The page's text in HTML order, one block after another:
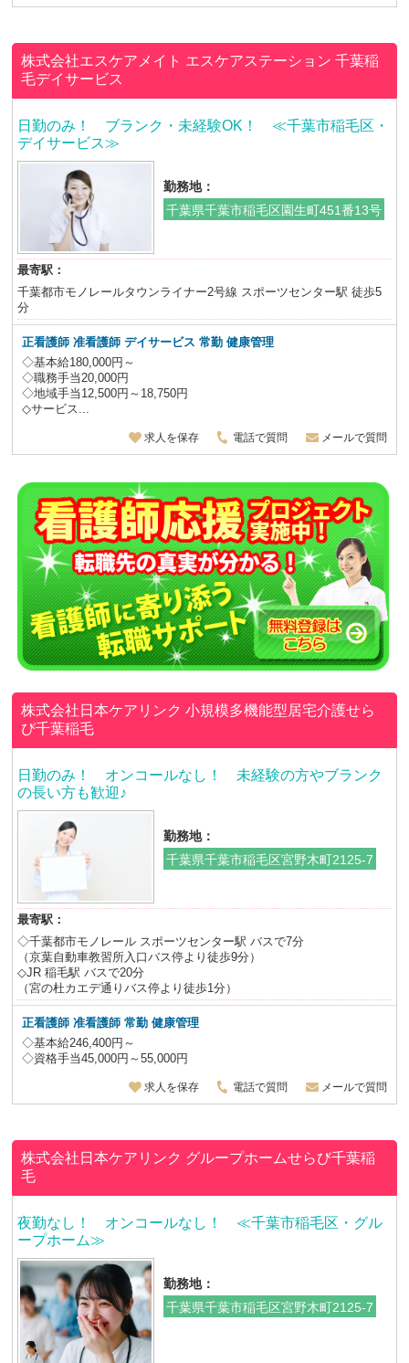
株式会社エスケアメイト エスケアステーション 千葉稲
毛デイサービス
日勤のみ！ ブランク・未経験OK！ ≪千葉市稲毛区・
デイサービス≫
勤務地：
千葉県千葉市稲毛区園生町451番13号
最寄駅：
千葉都市モノレールタウンライナー2号線 スポーツセンター駅 徒歩5
分
正看護師 准看護師 デイサービス 常勤 健康管理
◇基本給180,000円～
◇職務手当20,000円
◇地域手当12,500円～18,750円
◇サービス...
求人を保存 電話で質問 メールで質問
株式会社日本ケアリンク小規模多機能型居宅介護せら
び千葉稲毛
日勤のみ！ オンコールなし！ 未経験の方やブランク
の長い方も歓迎♪
勤務地：
千葉県千葉市稲毛区宮野木町2125-7
最寄駅：
◇千葉都市モノレール スポーツセンター駅 バスで7分
（京葉自動車教習所入口バス停より徒歩9分）
◇JR 稲毛駅 バスで20分
（宮の杜カエデ通りバス停より徒歩1分）
正看護師 准看護師常勤 健康管理
◇基本給246,400円～
◇資格手当45,000円～55,000円
求人を保存 電話で質問 メールで質問
株式会社日本ケアリンク グループホームせらび千葉稲
毛
夜勤なし！ オンコールなし！ ≪千葉市稲毛区・グル
ープホーム≫
勤務地：
千葉県千葉市稲毛区宮野木町2125-7